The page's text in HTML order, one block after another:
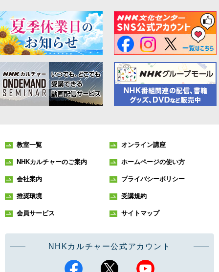
教室一覧 オンライン講座
NHKカルチャーのご案内 ホームページの使い方
会社案内 プライバシーポリシー
推奨環境 受講規約
会員サービス サイトマップ
NHKカルチャー公式アカウント